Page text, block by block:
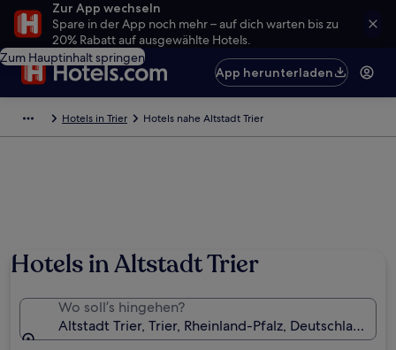
Zur App wechseln
Spare in der App noch mehr – auf dich warten bis zu
20% Rabatt auf ausgewählte Hotels.
Zum Hauptinhalt springen
App herunterladen
Hotels in Trier Hotels nahe Altstadt Trier
Hotels in Altstadt Trier
Wo soll’s hingehen?
Altstadt Trier, Trier, Rheinland-Pfalz, Deutschland